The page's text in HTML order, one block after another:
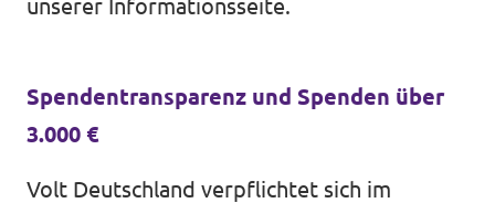
unserer Informationsseite.
Spendentransparenz und Spenden über
3.000 €
Volt Deutschland verpflichtet sich im